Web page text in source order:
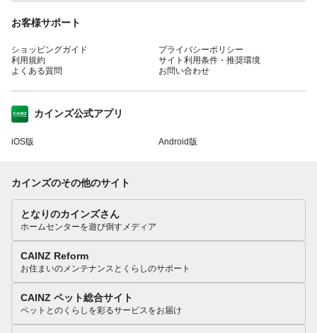
お客様サポート
ショッピングガイド
利用規約
よくある質問
プライバシーポリシー
サイト利用条件・推奨環境
お問い合わせ
カインズ公式アプリ
iOS版 Android版
カインズのその他のサイト
となりのカインズさん
ホームセンターを遊び倒すメディア
CAINZ Reform
お住まいのメンテナンスとくらしのサポート
CAINZ ペット総合サイト
ペットとのくらしを彩るサービスをお届け